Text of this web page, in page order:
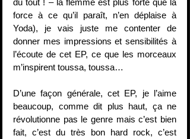
force à ce qu’il paraît, n’en déplaise à
Yoda), je vais juste me contenter de
donner mes impressions et sensibilités à
l’écoute de cet EP, ce que les morceaux
m’inspirent toussa, toussa…
D’une façon générale, cet EP, je l’aime
beaucoup, comme dit plus haut, ça ne
révolutionne pas le genre mais c’est bien
fait, c’est du très bon hard rock, c’est